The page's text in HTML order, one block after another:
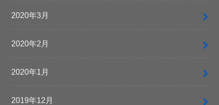
2020年3月
2020年2月
2020年1月
2019年12月